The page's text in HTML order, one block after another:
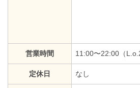
営業時間 11:00〜22:00（
定休日 なし